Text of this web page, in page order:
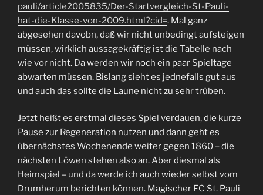
pauli/article2005835/Der-Startvergleich-St-Pauli-
hat-die-Klasse-von-2009.html?cid=. Mal ganz
abgesehen davobn, daß wir nicht unbedingt aufsteigen
müssen, wirklich aussagekräftig ist die Tabelle nach
wie vor nicht. Da werden wir noch ein paar Spieltage
abwarten müssen. Bislang sieht es jednefalls gut aus
und auch das sollte die Laune nicht zu sehr trüben.
Jetzt heißt es erstmal dieses Spiel verdauen, die kurze
Pause zur Regeneration nutzen und dann geht es
übernächstes Wochenende weiter gegen 1860 – die
nächsten Löwen stehen also an. Aber diesmal als
Heimspiel – und da werde ich auch wieder selbst vom
Drumherum berichten können. Magischer FC St. Pauli